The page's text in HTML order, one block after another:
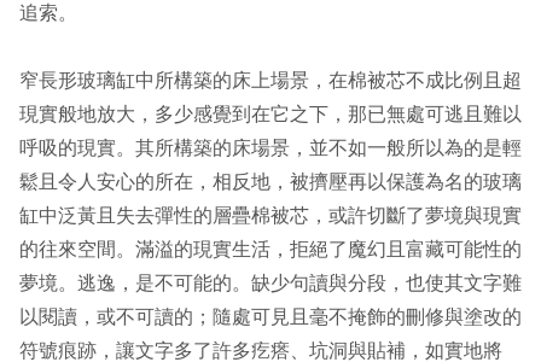
追索。
窄長形玻璃缸中所構築的床上場景，在棉被芯不成比例且超
現實般地放大，多少感覺到在它之下，那已無處可逃且難以
呼吸的現實。其所構築的床場景，並不如一般所以為的是輕
鬆且令人安心的所在，相反地，被擠壓再以保護為名的玻璃
缸中泛黃且失去彈性的層疊棉被芯，或許切斷了夢境與現實
的往來空間。滿溢的現實生活，拒絕了魔幻且富藏可能性的
夢境。逃逸，是不可能的。缺少句讀與分段，也使其文字難
以閱讀，或不可讀的；隨處可見且毫不掩飾的刪修與塗改的
符號痕跡，讓文字多了許多疙瘩、坑洞與貼補，如實地將